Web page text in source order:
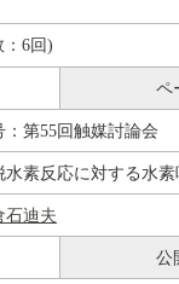
：6回)
ペ
第55回触媒討論会
素反応に対する水
石迪夫
公